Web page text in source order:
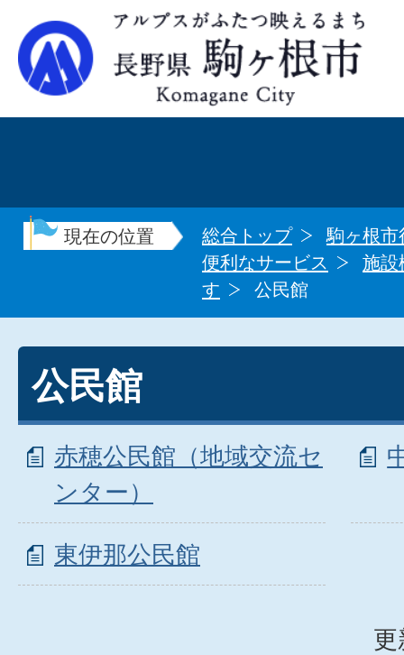
現在の位置 総合トップ
駒ヶ根市
便利なサービス
施設
す
公民館
公民館
赤穂公民館（地域交流セ
ンター）
東伊那公民館